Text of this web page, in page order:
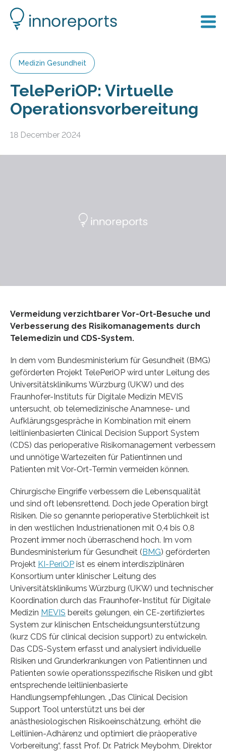
Medizin Gesundheit
TelePeriOP: Virtuelle
Operationsvorbereitung
18 December 2024
Vermeidung verzichtbarer Vor-Ort-Besuche und
Verbesserung des Risikomanagements durch
Telemedizin und CDS-System.
In dem vom Bundesministerium für Gesundheit (BMG)
geförderten Projekt TelePeriOP wird unter Leitung des
Universitätsklinikums Würzburg (UKW) und des
Fraunhofer-Instituts für Digitale Medizin MEVIS
untersucht, ob telemedizinische Anamnese- und
Aufklärungsgespräche in Kombination mit einem
leitlinienbasierten Clinical Decision Support System
(CDS) das perioperative Risikomanagement verbessern
und unnötige Wartezeiten für Patientinnen und
Patienten mit Vor-Ort-Termin vermeiden können.
Chirurgische Eingriffe verbessern die Lebensqualität
und sind oft lebensrettend. Doch jede Operation birgt
Risiken. Die so genannte perioperative Sterblichkeit ist
in den westlichen Industrienationen mit 0,4 bis 0,8
Prozent immer noch überraschend hoch. Im vom
Bundesministerium für Gesundheit (BMG) geförderten
Projekt KI-PeriOP ist es einem interdisziplinären
Konsortium unter klinischer Leitung des
Universitätsklinikums Würzburg (UKW) und technischer
Koordination durch das Fraunhofer-Institut für Digitale
Medizin MEVIS bereits gelungen, ein CE-zertifiziertes
System zur klinischen Entscheidungsunterstützung
(kurz CDS für clinical decision support) zu entwickeln.
Das CDS-System erfasst und analysiert individuelle
Risiken und Grunderkrankungen von Patientinnen und
Patienten sowie operationsspezifische Risiken und gibt
entsprechende leitlinienbasierte
Handlungsempfehlungen. „Das Clinical Decision
Support Tool unterstützt uns bei der
anästhesiologischen Risikoeinschätzung, erhöht die
Leitlinien-Adhärenz und optimiert die präoperative
Vorbereitung“, fasst Prof. Dr. Patrick Meybohm, Direktor